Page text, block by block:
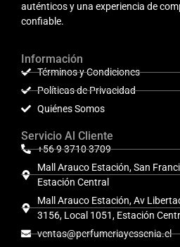
auténticos y una experiencia de
confiable.
Información
Términos y Condiciones
Políticas de Privacidad
Quiénes Somos
Servicio Al Cliente
+56 9 3710 3709
Mall Arauco Estación, San
Estación Central
Mall Arauco Estación, Av
3156, Local 1051, Estación
ventas@perfumeriayessenia.cl